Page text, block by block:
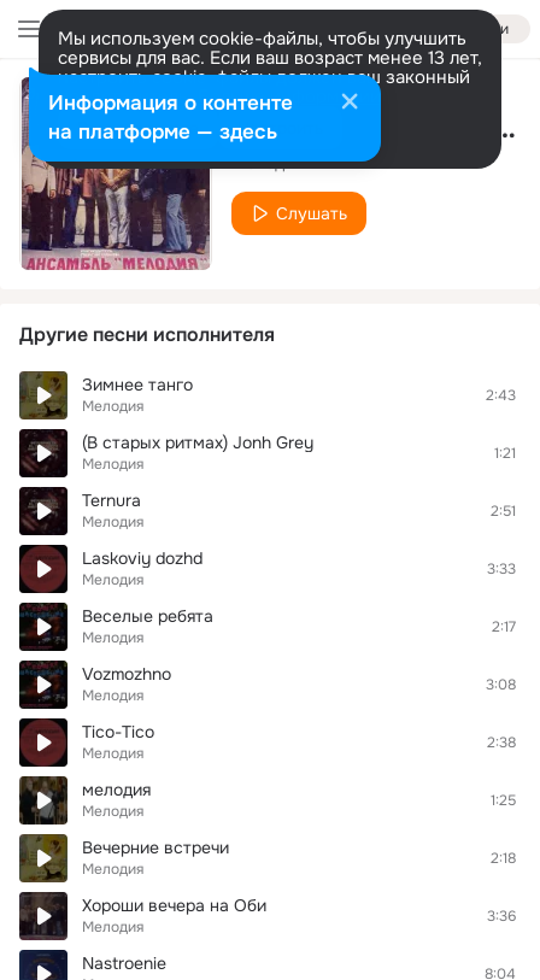
Войти
Мы используем cookie-файлы, чтобы улучшить
сервисы для вас. Если ваш возраст менее 13 лет,
настроить cookie-файлы должен ваш законный
представитель. Больше информации
Разрешить все Настроить А любовь всегда бывает первою
Мелодия
Слушать
Другие песни исполнителя
Зимнее танго
Мелодия
2:43
(В старых ритмах) Jonh Grey
Мелодия
1:21
Ternura
Мелодия
2:51
Laskoviy dozhd
Мелодия
3:33
Веселые ребята
Мелодия
2:17
Vozmozhno
Мелодия
3:08
Tico-Tico
Мелодия
2:38
мелодия
Мелодия
1:25
Вечерние встречи
Мелодия
2:18
Хороши вечера на Оби
Мелодия
3:36
Nastroenie 8:04
Информация о контенте
на платформе — здесь